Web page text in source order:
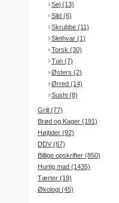
Sej (13)
Sild (6)
Skrubbe (11)
Slethvar (1)
Torsk (30)
Tun (7)
Østers (2)
Ørred (14)
Sushi (8)
Grill (77)
Brød og Kager (191)
Højtider (92)
DDV (67)
Billige opskrifter (850)
Hurtig mad (1435)
Tærter (19)
Økologi (45)